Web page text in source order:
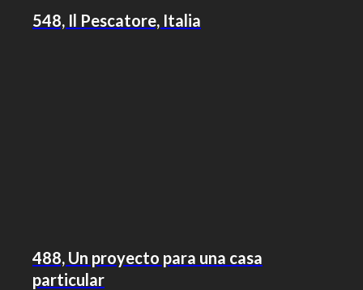
548, Il Pescatore, Italia
488, Un proyecto para una casa
particular